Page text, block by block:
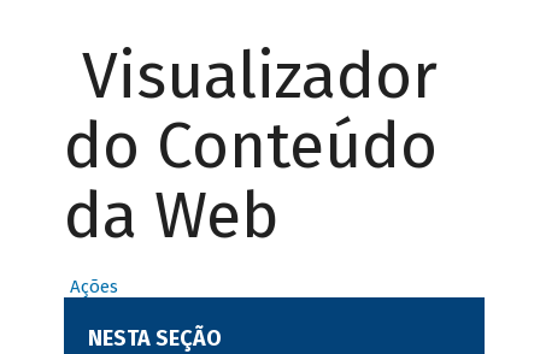
Visualizador
do Conteúdo
da Web
Ações
NESTA SEÇÃO